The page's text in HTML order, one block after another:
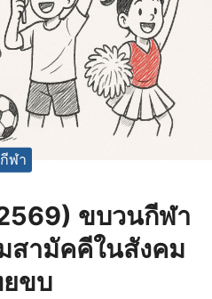
กีฬา
ขบวนกีฬา
สามัคคีในสังคม
ขบ